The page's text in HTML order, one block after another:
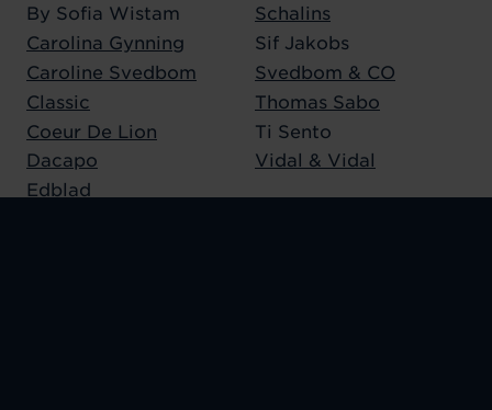
By Sofia Wistam
Carolina Gynning
Caroline Svedbom
Classic
Coeur De Lion
Dacapo
Edblad
Schalins
Sif Jakobs
Svedbom & CO
Thomas Sabo
Ti Sento
Vidal & Vidal